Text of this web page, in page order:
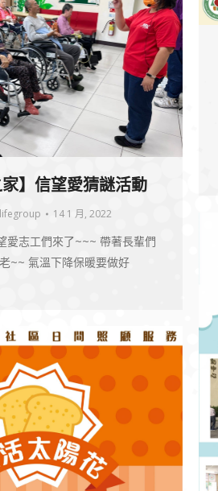
家】信望愛猜謎活動
14 1 月, 2022
愛志工們來了~~~ 帶著長輩們
~~ 氣溫下降保暖要做好